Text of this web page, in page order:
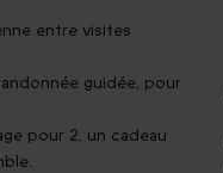
entre visites
guidée, pour
pour 2, un cadeau